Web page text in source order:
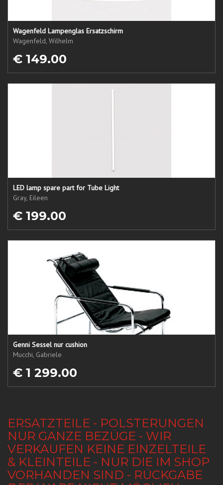
Wagenfeld Lampenglas Ersatzschirm
Wagenfeld, Wilhelm
€ 149.00
LED lamp spare part for Tube Light
Gray, Eileen
€ 199.00
Genni Sessel nur cushion
Mucchi, Gabriele
€ 1 299.00
ERSATZTEILE - POLSTERUNGEN
NUR GANZE BEZÜGE - WIR
VERKAUFEN KEINE EINZELTEILE
& KLEINTEILE - NUR DIE IM SHOP
VORHANDEN SIND - RÜCKGABE